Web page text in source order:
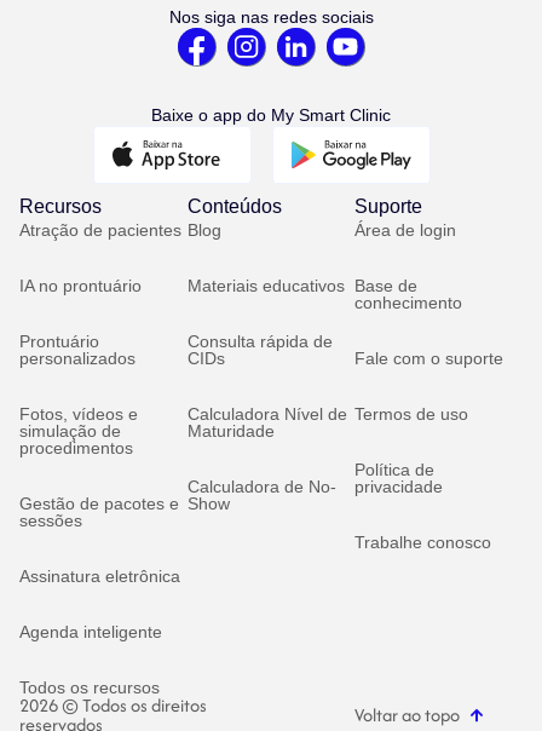
Nos siga nas redes sociais
Baixe o app do My Smart Clinic
Recursos
Atração de pacientes
IA no prontuário
Prontuário
personalizados
Fotos, vídeos e
simulação de
procedimentos
Gestão de pacotes e
sessões
Assinatura eletrônica
Agenda inteligente
Todos os recursos
Conteúdos
Blog
Materiais educativos
Consulta rápida de
CIDs
Calculadora Nível de
Maturidade
Calculadora de No-
Show
Suporte
Área de login
Base de
conhecimento
Fale com o suporte
Termos de uso
Política de
privacidade
Trabalhe conosco
2026 © Todos os direitos
reservados Voltar ao topo